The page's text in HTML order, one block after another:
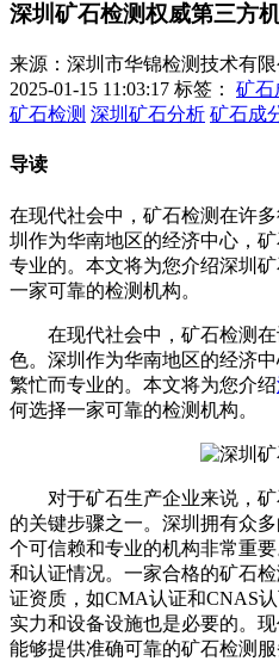
深圳矿石检测权威第三方
来源：深圳市华锦检测技术有限
2025-01-15 11:03:17 标签： 矿石
矿石检测 深圳矿石分析 矿石成
导读
在现代社会中，矿石检测在许
圳作为华南地区的经济中心，
专业的。本文将为您介绍深圳
一家可靠的检测机构。
在现代社会中，矿石检测在
色。深圳作为华南地区的经济
繁忙而专业的。本文将为您介绍
何选择一家可靠的检测机构。
对于矿石生产企业来说，矿
的关键步骤之一。深圳拥有众
个可信赖和专业的机构非常重
和认证情况。一家合格的矿石
证资质，如CMA认证和CNAS
实力和设备设施也是必要的。
能够提供准确可靠的矿石检测服